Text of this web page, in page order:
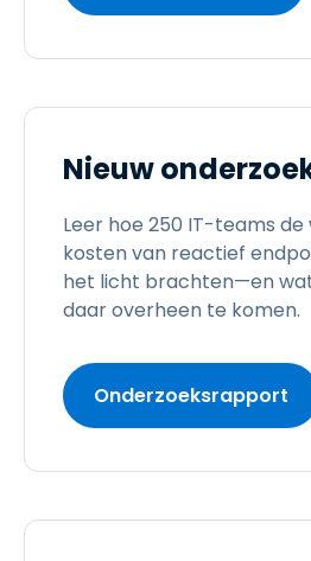
Nieuw
Leer hoe 250 IT-teams de
kosten van reactief
het licht brachten—en
daar overheen te komen.
Onderzoeksrapport